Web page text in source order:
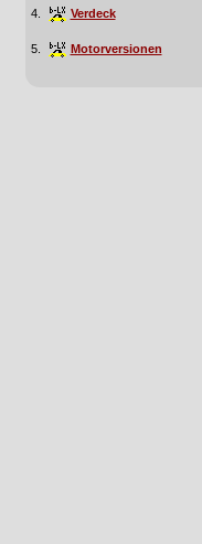
4. Verdeck
5. Motorversionen